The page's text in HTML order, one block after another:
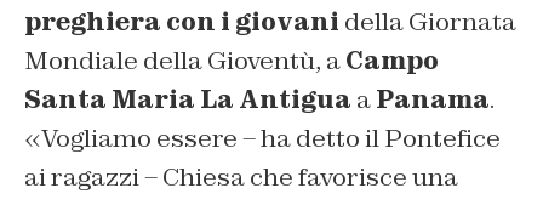
preghiera con i giovani della Giornata
Mondiale della Gioventù, aCampo
Santa Maria La Antigua aPanama.
«Vogliamo essere– ha detto il Pontefice
ai ragazzi –Chiesa che favorisce una